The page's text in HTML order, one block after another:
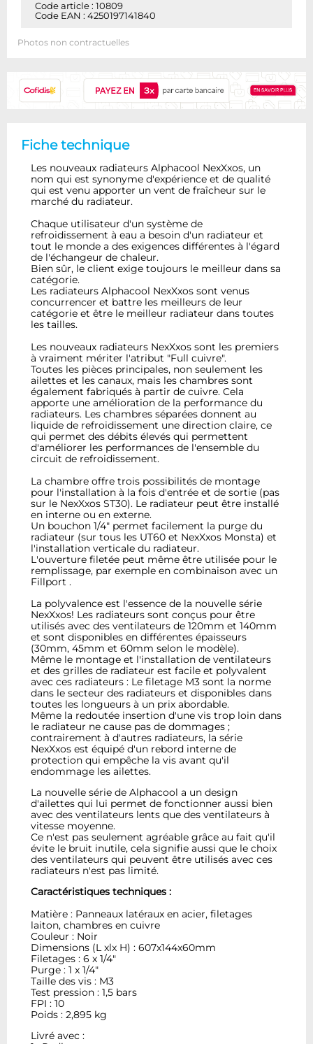
Code article : 10809
Code EAN : 4250197141840
Photos non contractuelles
Fiche technique
Les nouveaux radiateurs Alphacool NexXxos, un
nom qui est synonyme d'expérience et de qualité
qui est venu apporter un vent de fraîcheur sur le
marché du radiateur.
Chaque utilisateur d'un système de
refroidissement à eau a besoin d'un radiateur et
tout le monde a des exigences différentes à l'égard
de l'échangeur de chaleur.
Bien sûr, le client exige toujours le meilleur dans sa
catégorie.
Les radiateurs Alphacool NexXxos sont venus
concurrencer et battre les meilleurs de leur
catégorie et être le meilleur radiateur dans toutes
les tailles.
Les nouveaux radiateurs NexXxos sont les premiers
à vraiment mériter l'atribut "Full cuivre".
Toutes les pièces principales, non seulement les
ailettes et les canaux, mais les chambres sont
également fabriqués à partir de cuivre. Cela
apporte une amélioration de la performance du
radiateurs. Les chambres séparées donnent au
liquide de refroidissement une direction claire, ce
qui permet des débits élevés qui permettent
d'améliorer les performances de l'ensemble du
circuit de refroidissement.
La chambre offre trois possibilités de montage
pour l'installation à la fois d'entrée et de sortie (pas
sur le NexXxos ST30). Le radiateur peut être installé
en interne ou en externe.
Un bouchon 1/4" permet facilement la purge du
radiateur (sur tous les UT60 et NexXxos Monsta) et
l'installation verticale du radiateur.
L'ouverture filetée peut même être utilisée pour le
remplissage, par exemple en combinaison avec un
Fillport .
La polyvalence est l'essence de la nouvelle série
NexXxos! Les radiateurs sont conçus pour être
utilisés avec des ventilateurs de 120mm et 140mm
et sont disponibles en différentes épaisseurs
(30mm, 45mm et 60mm selon le modèle).
Même le montage et l'installation de ventilateurs
et des grilles de radiateur est facile et polyvalent
avec ces radiateurs : Le filetage M3 sont la norme
dans le secteur des radiateurs et disponibles dans
toutes les longueurs à un prix abordable.
Même la redoutée insertion d'une vis trop loin dans
le radiateur ne cause pas de dommages ;
contrairement à d'autres radiateurs, la série
NexXxos est équipé d'un rebord interne de
protection qui empêche la vis avant qu'il
endommage les ailettes.
La nouvelle série de Alphacool a un design
d'ailettes qui lui permet de fonctionner aussi bien
avec des ventilateurs lents que des ventilateurs à
vitesse moyenne.
Ce n'est pas seulement agréable grâce au fait qu'il
évite le bruit inutile, cela signifie aussi que le choix
des ventilateurs qui peuvent être utilisés avec ces
radiateurs n'est pas limité.
Caractéristiques techniques :
Matière : Panneaux latéraux en acier, filetages
laiton, chambres en cuivre
Couleur : Noir
Dimensions (L xlx H) : 607x144x60mm
Filetages : 6 x 1/4"
Purge : 1 x 1/4"
Taille des vis : M3
Test pression : 1,5 bars
FPI : 10
Poids : 2,895 kg
Livré avec :